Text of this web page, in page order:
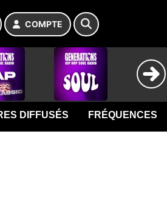
COMPTE
DIFFUSÉS FRÉQUENCES